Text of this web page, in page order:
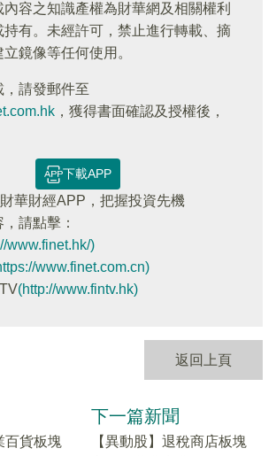
容之知識產權為財華網及相關權利
持有。未經許可，禁止進行轉載、摘
鏡像等任何使用。
請發郵件至
，獲得書面確認及授權後，
下載APP
華財經APP，把握投資先機
請點擊：
www.finet.hk/)
www.finet.com.cn)
(http://www.fintv.hk)
返回上頁
百貨板塊
下一篇新聞
【異動股】退稅商店板塊